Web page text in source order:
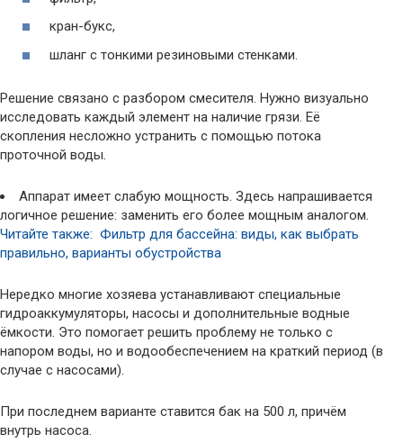
кран-букс,
шланг с тонкими резиновыми стенками.
Решение связано с разбором смесителя. Нужно визуально
исследовать каждый элемент на наличие грязи. Её
скопления несложно устранить с помощью потока
проточной воды.
Аппарат имеет слабую мощность. Здесь напрашивается
логичное решение: заменить его более мощным аналогом.
Читайте также: Фильтр для бассейна: виды, как выбрать
правильно, варианты обустройства
Нередко многие хозяева устанавливают специальные
гидроаккумуляторы, насосы и дополнительные водные
ёмкости. Это помогает решить проблему не только с
напором воды, но и водообеспечением на краткий период (в
случае с насосами).
При последнем варианте ставится бак на 500 л, причём
внутрь насоса.